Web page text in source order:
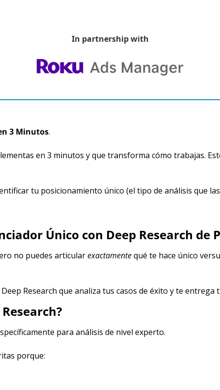
In partnership with
3 Minutos.
en 3 minutos y que transforma cómo trabajas.
tu posicionamiento único (el tipo de análisis que
Único con Deep Research de
no puedes articular exactamente qué te hace único
Research que analiza tus casos de éxito y te
para análisis de nivel experto.​
porque: